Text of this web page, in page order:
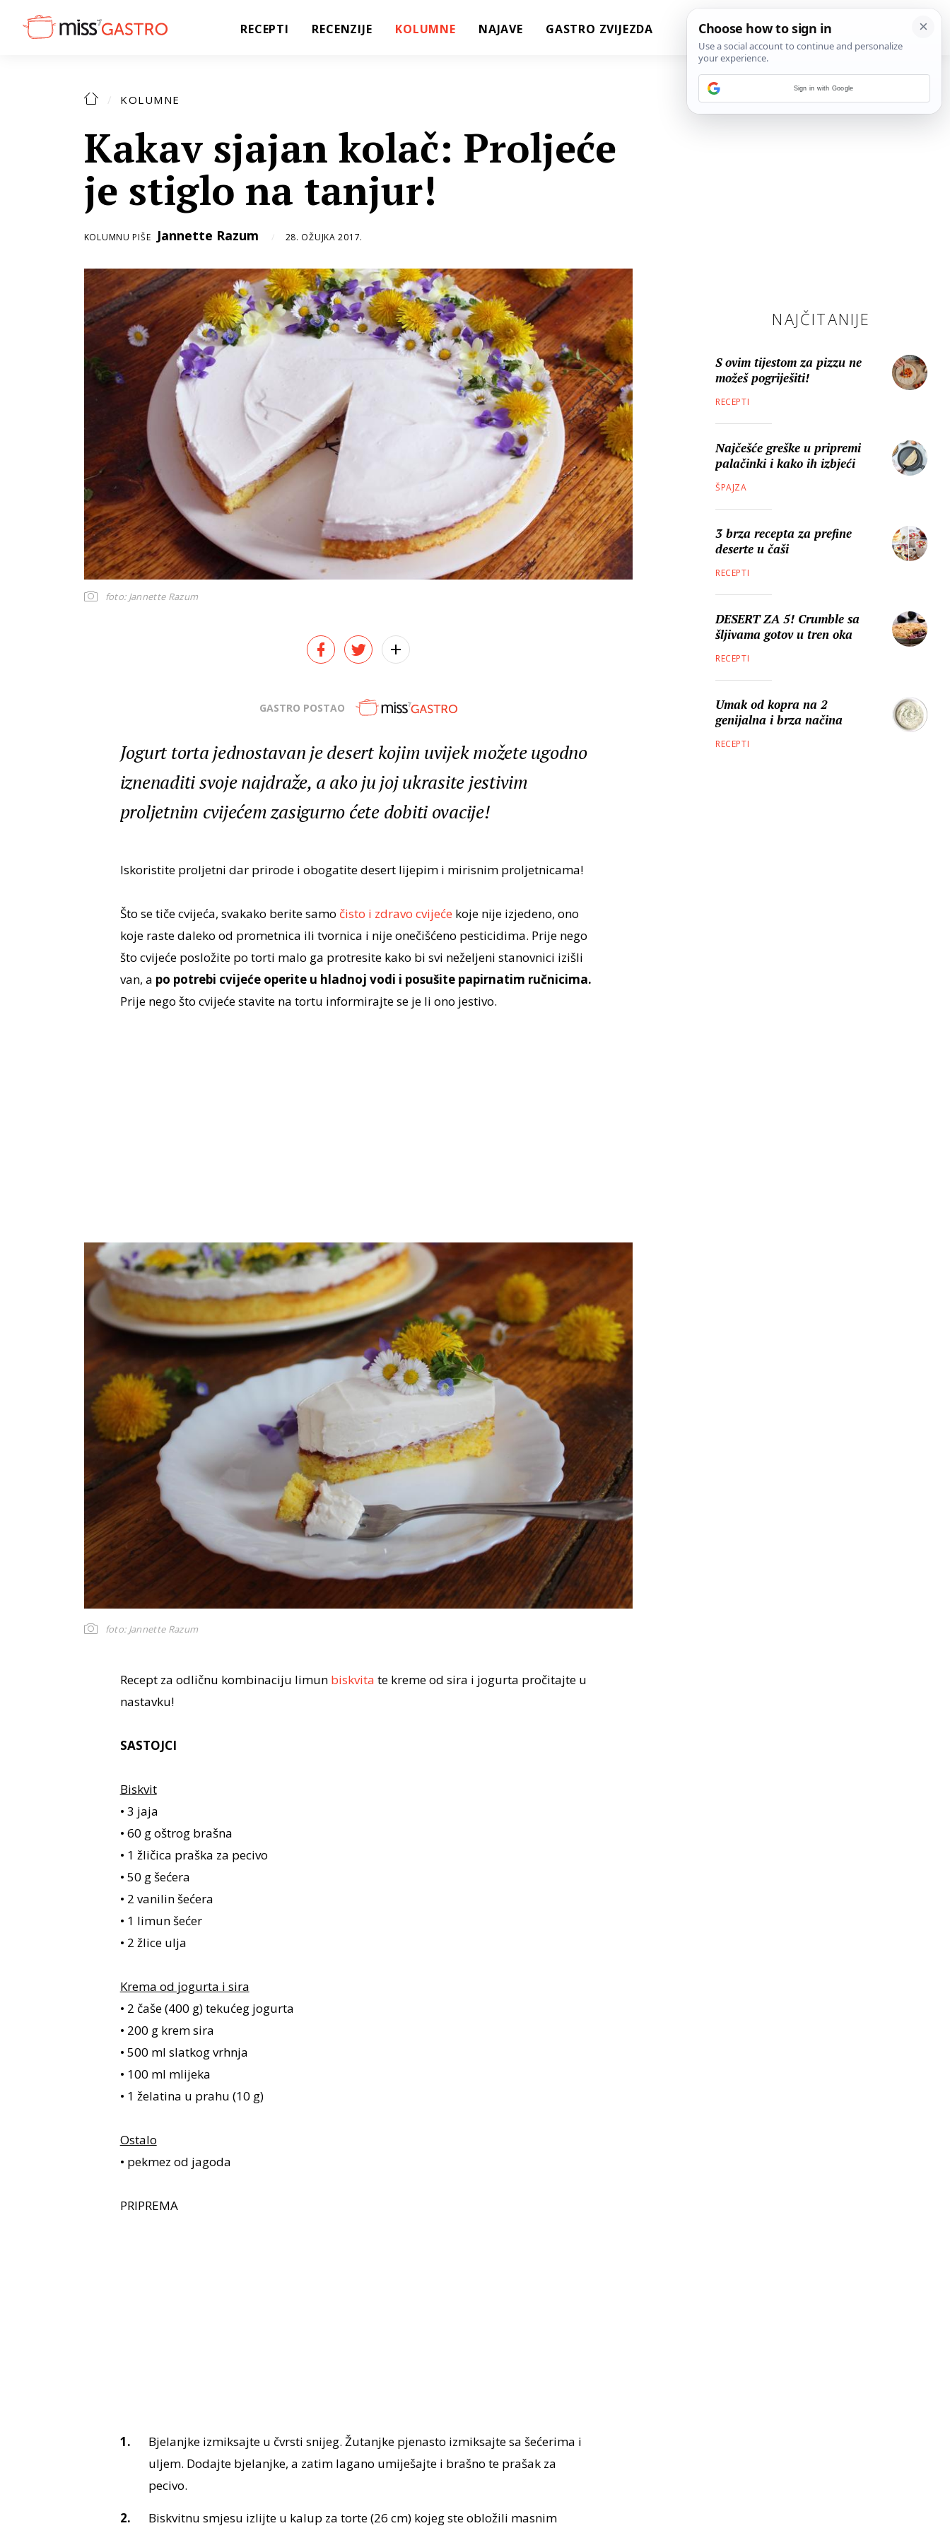
RECEPTI RECENZIJE KOLUMNE NAJAVE GASTRO ZVIJEZDA
KOLUMNE
Kakav sjajan kolač: Proljeće
je stiglo na tanjur!
KOLUMNU PIŠE Jannette Razum 28. OŽUJKA 2017.
foto: Jannette Razum
GASTRO POSTAO
Jogurt torta jednostavan je desert kojim uvijek možete ugodno
iznenaditi svoje najdraže, a ako ju joj ukrasite jestivim
proljetnim cvijećem zasigurno ćete dobiti ovacije!
Iskoristite proljetni dar prirode i obogatite desert lijepim i mirisnim proljetnicama!
Što se tiče cvijeća, svakako berite samo čisto i zdravo cvijeće koje nije izjedeno, ono
koje raste daleko od prometnica ili tvornica i nije onečišćeno pesticidima. Prije nego
što cvijeće posložite po torti malo ga protresite kako bi svi neželjeni stanovnici izišli
van, a po potrebi cvijeće operite u hladnoj vodi i posušite papirnatim ručnicima.
Prije nego što cvijeće stavite na tortu informirajte se je li ono jestivo.
foto: Jannette Razum
Recept za odličnu kombinaciju limun biskvita te kreme od sira i jogurta pročitajte u
nastavku!
SASTOJCI
Biskvit
• 3 jaja
• 60 g oštrog brašna
• 1 žličica praška za pecivo
• 50 g šećera
• 2 vanilin šećera
• 1 limun šećer
• 2 žlice ulja
Krema od jogurta i sira
• 2 čaše (400 g) tekućeg jogurta
• 200 g krem sira
• 500 ml slatkog vrhnja
• 100 ml mlijeka
• 1 želatina u prahu (10 g)
Ostalo
• pekmez od jagoda
PRIPREMA
Bjelanjke izmiksajte u čvrsti snijeg. Žutanjke pjenasto izmiksajte sa šećerima i
uljem. Dodajte bjelanjke, a zatim lagano umiješajte i brašno te prašak za
pecivo.
Biskvitnu smjesu izlijte u kalup za torte (26 cm) kojeg ste obložili masnim
NAJČITANIJE
S ovim tijestom za pizzu ne
možeš pogriješiti!
RECEPTI
Najčešće greške u pripremi
palačinki i kako ih izbjeći
ŠPAJZA
3 brza recepta za prefine
deserte u čaši
RECEPTI
DESERT ZA 5! Crumble sa
šljivama gotov u tren oka
RECEPTI
Umak od kopra na 2
genijalna i brza načina
RECEPTI
Sign in with Google